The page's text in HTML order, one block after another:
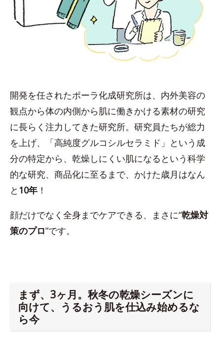
開発を任されたポーラ化成研究所は、内外美容の
観点から体の内側から肌に働きかける素材の研究
に長らく注力してきた研究所。研究員たちが総力
を上げ、「高純度グルコシルセラミド」という成
分の特定から、乾燥しにくい肌になるという科学
的な研究、商品化に至るまで、かけた歳月はなん
と 10年 ！
顔だけでなく全身までケアできる、まさに“乾燥対
策のプロ”です。
まず、3ヶ月。秋冬の乾燥シーズンに
向けて、うるおう肌を仕込み始めるな
ら今